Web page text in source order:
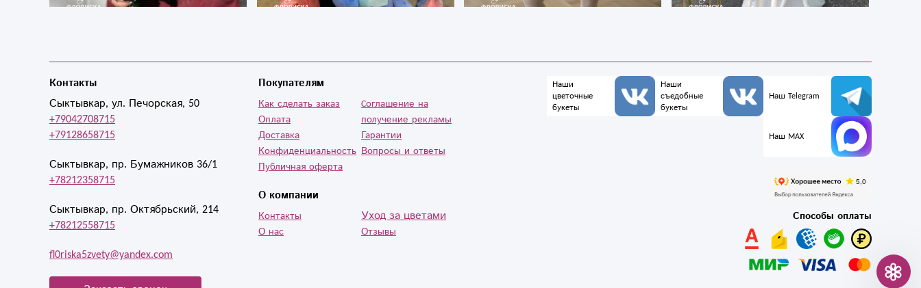
Контакты
Сыктывкар, ул. Печорская, 50
+79042708715
+79128658715
Сыктывкар, пр. Бумажников 36/1
+78212358715
Сыктывкар, пр. Октябрьский, 214
+78212558715
fl0riska5zvety@yandex.com
Покупателям
Как сделать заказ
Оплата
Доставка
Конфиденциальность
Публичная оферта
Cоглашение на
получение рекламы
Гарантии
Вопросы и ответы
О компании
Контакты
О нас
Уход за цветами
Отзывы
Наши
цветочные
букеты
Наши
съедобные
букеты
Наш Telegram
Наш MAX
Способы оплаты